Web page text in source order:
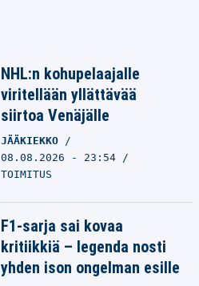
NHL:n kohupelaajalle
viritellään yllättävää
siirtoa Venäjälle
JÄÄKIEKKO
08.08.2026 - 23:54
TOIMITUS
F1-sarja sai kovaa
kritiikkiä – legenda nosti
yhden ison ongelman esille